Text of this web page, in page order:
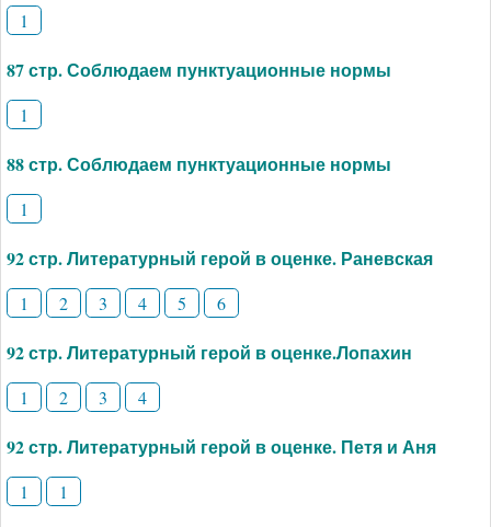
1
87 стр. Соблюдаем пунктуационные нормы
1
88 стр. Соблюдаем пунктуационные нормы
1
92 стр. Литературный герой в оценке. Раневская
1 2 3 4 5 6
92 стр. Литературный герой в оценке.Лопахин
1 2 3 4
92 стр. Литературный герой в оценке. Петя и Аня
1 1